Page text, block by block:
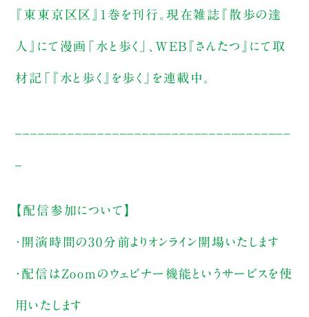
『東東京区区』1巻を刊行。現在雑誌『散歩の達
人』にて漫画「水と歩く」、WEB『さんたつ』にて取
材記「『水と歩く』を歩く」を連載中。
【配信参加について】
・開演時間の30分前よりオンライン開場いたします
・配信はZoomのウェビナー機能というサービスを使
用いたします